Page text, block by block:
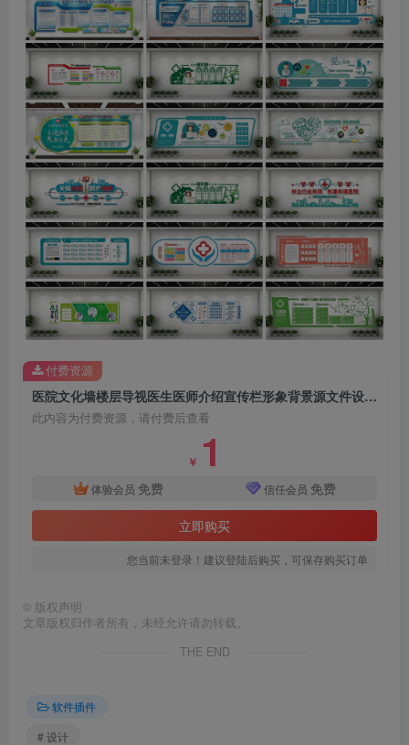
医院文化墙楼层导视医生医师介绍宣传栏形象背景源文件设计素材
此内容为付费资源，请付费后查看
￥ 1
体验会员 免费 信任会员 免费
立即购买
您当前未登录！建议登陆后购买，可保存购买订单
付费资源
© 版权声明
文章版权归作者所有，未经允许请勿转载。
THE END
软件插件
# 设计